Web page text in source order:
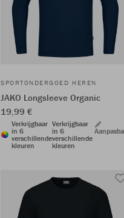
SPORTONDERGOED HEREN
JAKO Longsleeve Organic
19,99 €
Verkrijgbaar
in 6
verschillende
kleuren
Verkrijgbaar
in 6
verschillende
kleuren